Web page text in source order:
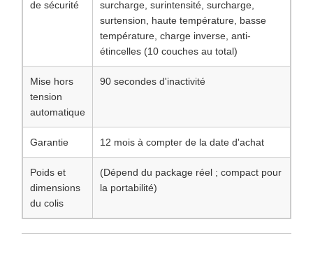
de sécurité
surcharge, surintensité, surcharge,
surtension, haute température, basse
température, charge inverse, anti-
étincelles (10 couches au total)
Mise hors
tension
automatique
90 secondes d'inactivité
Garantie 12 mois à compter de la date d'achat
Poids et
dimensions
du colis
(Dépend du package réel ; compact pour
la portabilité)